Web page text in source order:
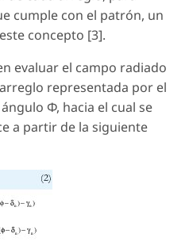
cumple con el patrón, un
concepto [3].
evaluar el campo radiado
representada por el
Φ, hacia el cual se
a partir de la siguiente